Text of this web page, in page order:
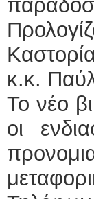
κ.κ.
Το νέο
οι